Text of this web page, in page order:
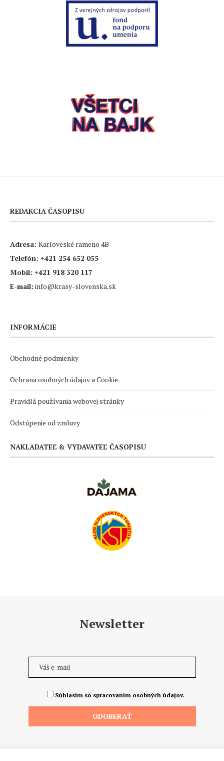
REDAKCIA ČASOPISU
Adresa: Karloveské rameno 4B
Telefón: +421 254 652 055
Mobil: +421 918 320 117
E-mail: info@krasy-slovenska.sk
INFORMÁCIE
Obchodné podmienky
Ochrana osobných údajov a Cookie
Pravidlá používania webovej stránky
Odstúpenie od zmluvy
NAKLADATEĽ & VYDAVATEĽ ČASOPISU
Newsletter
Súhlasím so spracovaním osobných údajov.